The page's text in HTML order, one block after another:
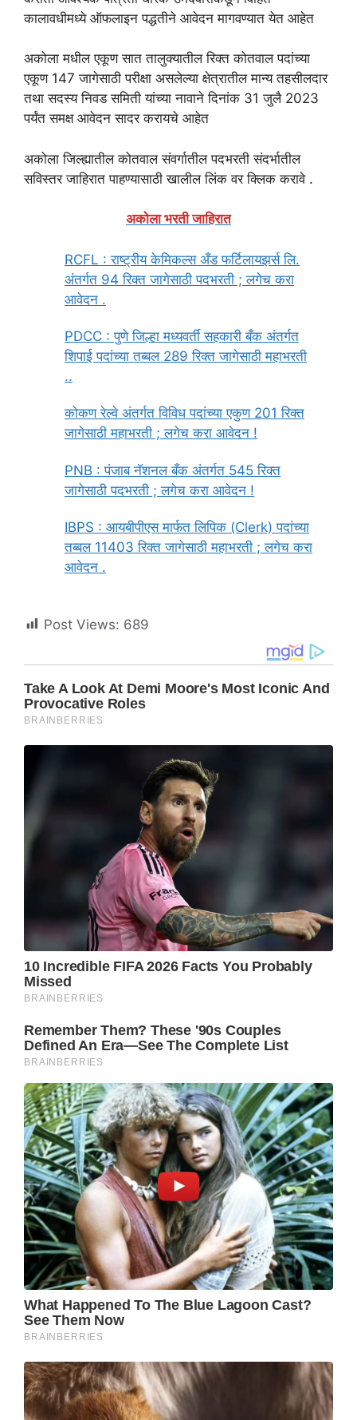
कालावधीमध्ये ऑफलाइन पद्धतीने आवेदन मागवण्यात येत आहेत
अकोला मधील एकूण सात तालुक्यातील रिक्त कोतवाल पदांच्या
एकूण 147 जागेसाठी परीक्षा असलेल्या क्षेत्रातील मान्य तहसीलदार
तथा सदस्य निवड समिती यांच्या नावाने दिनांक 31 जुलै 2023
पर्यंत समक्ष आवेदन सादर करायचे आहेत
अकोला जिल्ह्यातील कोतवाल संवर्गातील पदभरती संदर्भातील
सविस्तर जाहिरात पाहण्यासाठी खालील लिंक वर क्लिक करावे .
अकोला भरती जाहिरात
RCFL : राष्ट्रीय केमिकल्स अँड फर्टिलायझर्स लि.
अंतर्गत 94 रिक्त जागेसाठी पदभरती ; लगेच करा
आवेदन .
PDCC : पुणे जिल्हा मध्यवर्ती सहकारी बँक अंतर्गत
शिपाई पदांच्या तब्बल 289 रिक्त जागेसाठी महाभरती
..
कोकण रेल्वे अंतर्गत विविध पदांच्या एकुण 201 रिक्त
जागेसाठी महाभरती ; लगेच करा आवेदन !
PNB : पंजाब नॅशनल बँक अंतर्गत 545 रिक्त
जागेसाठी पदभरती ; लगेच करा आवेदन !
IBPS : आयबीपीएस मार्फत लिपिक (Clerk) पदांच्या
तब्बल 11403 रिक्त जागेसाठी महाभरती ; लगेच करा
आवेदन .
Post Views: 689